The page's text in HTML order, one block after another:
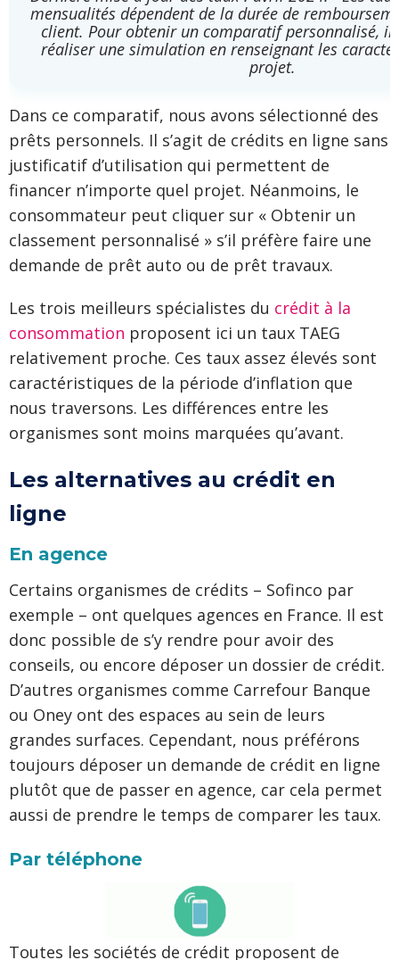
mensualités dépendent de la durée de
client. Pour obtenir un comparatif personnalisé, il
réaliser une simulation en renseignant les
projet.
Dans ce comparatif, nous avons sélectionné des
prêts personnels. Il s’agit de crédits en ligne sans
justificatif d’utilisation qui permettent de
financer n’importe quel projet. Néanmoins, le
consommateur peut cliquer sur « Obtenir un
classement personnalisé » s’il préfère faire une
demande de prêt auto ou de prêt travaux.
Les trois meilleurs spécialistes du crédit à la
consommation proposent ici un taux TAEG
relativement proche. Ces taux assez élevés sont
caractéristiques de la période d’inflation que
nous traversons. Les différences entre les
organismes sont moins marquées qu’avant.
Les alternatives au crédit en
ligne
En agence
Certains organismes de crédits – Sofinco par
exemple – ont quelques agences en France. Il est
donc possible de s’y rendre pour avoir des
conseils, ou encore déposer un dossier de crédit.
D’autres organismes comme Carrefour Banque
ou Oney ont des espaces au sein de leurs
grandes surfaces. Cependant, nous préférons
toujours déposer un demande de crédit en ligne
plutôt que de passer en agence, car cela permet
aussi de prendre le temps de comparer les taux.
Par téléphone
Toutes les sociétés de crédit proposent de